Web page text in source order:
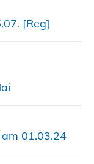
[Reg]
01.03.24